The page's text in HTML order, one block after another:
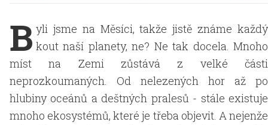
B yli jsme na Měsíci, takže jistě známe každý
kout naší planety, ne? Ne tak docela. Mnoho
míst na Zemi zůstává z velké části
neprozkoumaných. Od nelezených hor až po
hlubiny oceánů a deštných pralesů - stále existuje
mnoho ekosystémů, které je třeba objevit. A nejenže